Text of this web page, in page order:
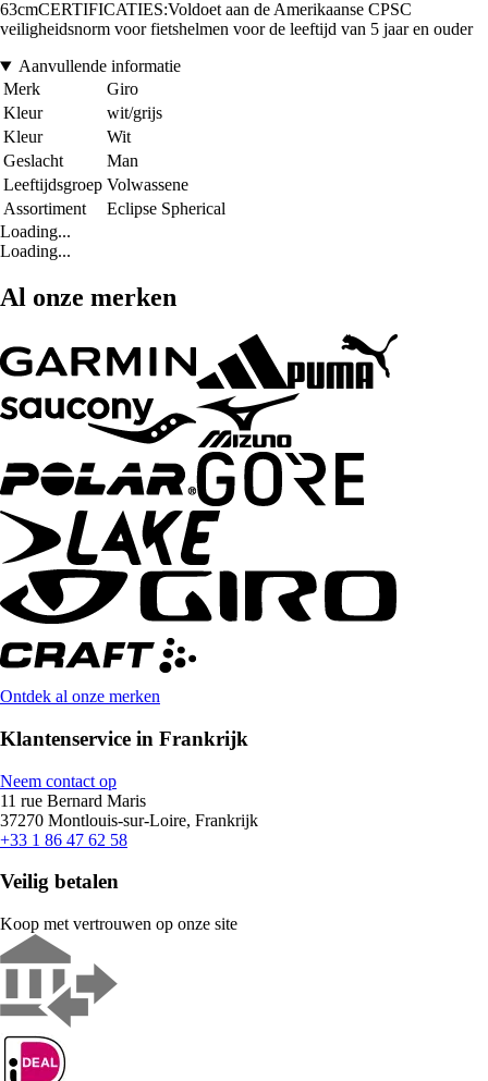
63cmCERTIFICATIES:Voldoet aan de Amerikaanse CPSC
veiligheidsnorm voor fietshelmen voor de leeftijd van 5 jaar en ouder
Aanvullende informatie
Merk
Giro
Kleur
wit/grijs
Kleur
Wit
Geslacht
Man
Leeftijdsgroep Volwassene
Assortiment
Eclipse Spherical
Loading...
Loading...
Al onze merken
Ontdek al onze merken
Klantenservice in Frankrijk
Neem contact op
11 rue Bernard Maris
37270 Montlouis-sur-Loire, Frankrijk
+33 1 86 47 62 58
Veilig betalen
Koop met vertrouwen op onze site